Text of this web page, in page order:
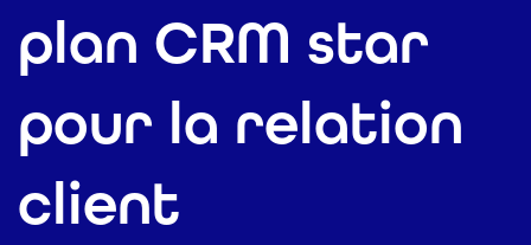
plan CRM star
pour la relation
client